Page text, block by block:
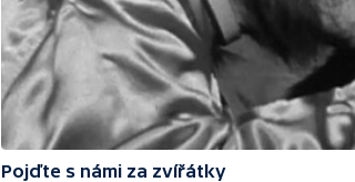
Pojďte s námi za zvířátky